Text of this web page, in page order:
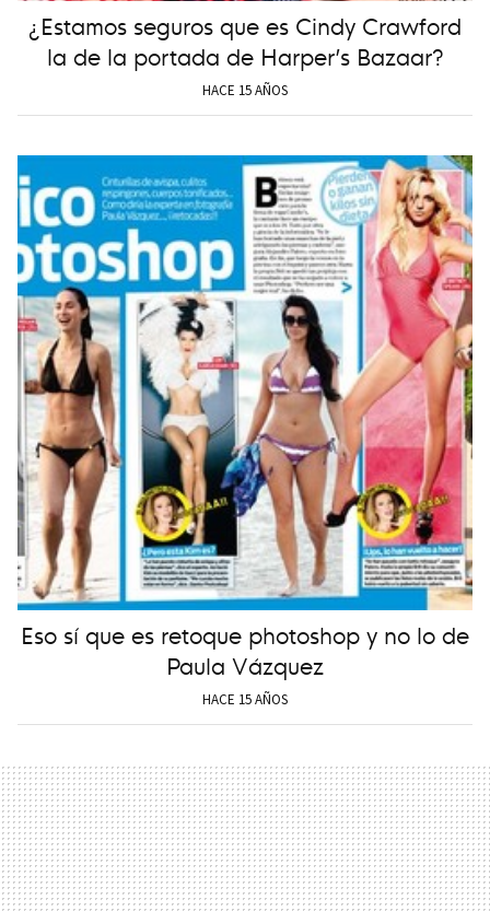
¿Estamos seguros que es Cindy Crawford
la de la portada de Harper’s Bazaar?
HACE 15 AÑOS
Eso sí que es retoque photoshop y no lo de
Paula Vázquez
HACE 15 AÑOS